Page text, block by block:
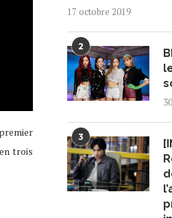
en trois
17 octobre 2019
2
3